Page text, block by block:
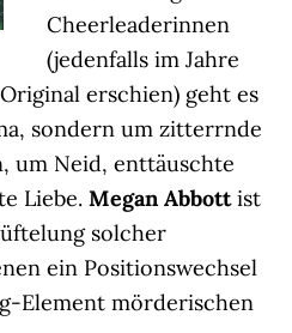
Cheerleaderinnen
(jedenfalls im Jahre
erschien) geht es
sondern um zitterrnde
um Neid, enttäuschte
Liebe.Megan Abbottist
solcher
ein Positionswechsel
Element mörderischen